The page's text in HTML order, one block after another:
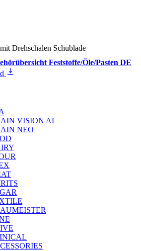
Drehschalen Schublade
Feststoffe/Öle/Pasten DE
VISION AI
NEO